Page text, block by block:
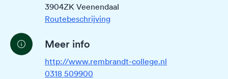
3904ZK Veenendaal
Routebeschrijving
Meer info
http://www.rembrandt-college.nl
0318 509900